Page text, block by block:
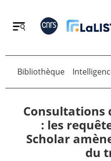
Retour
Accueil
Retour
Bibliothèque
Consultations
: les
Scholar
du